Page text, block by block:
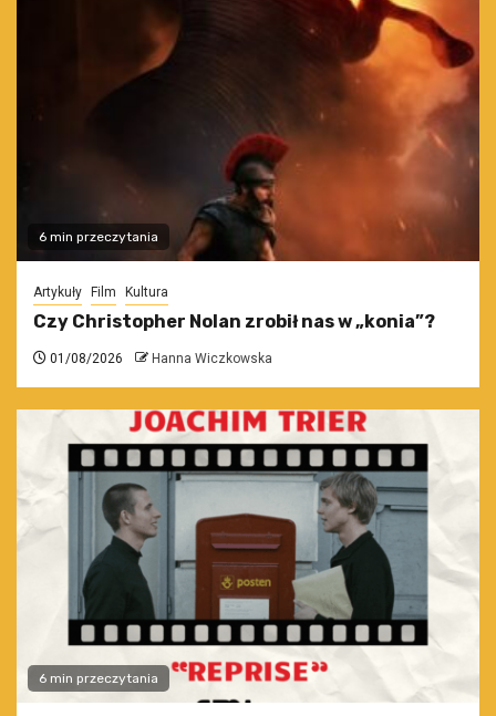
6 min przeczytania
Artykuły Film Kultura
Czy Christopher Nolan zrobił nas w „konia”?
01/08/2026 Hanna Wiczkowska
6 min przeczytania